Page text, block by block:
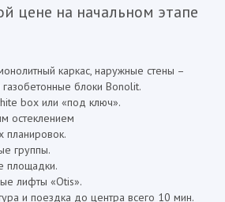
цене на начальном этапе
каркас, наружные стены –
блоки Bonolit.
box или «под ключ».
остеклением
планировок.
группы.
площадки.
лифты «Otis».
и поездка до центра всего 10 мин.